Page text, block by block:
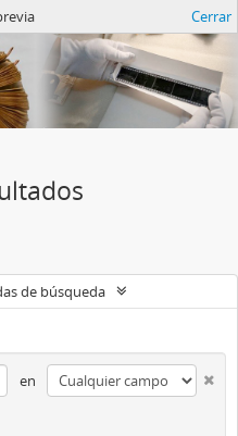
Cerrar
de búsqueda
en